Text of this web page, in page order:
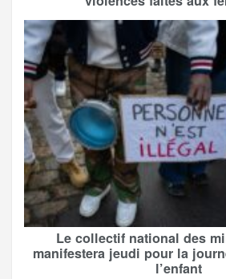
Le collectif national des
manifestera jeudi pour la
l’enfant